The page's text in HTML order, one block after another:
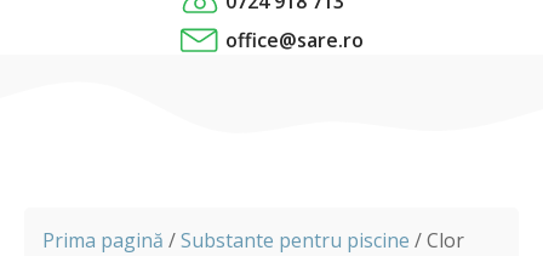
Sare alimentara
Panificatie
office@sare.ro
Prima pagină /Substante pentru piscine / Clor